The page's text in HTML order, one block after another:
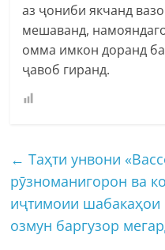
аз ҷониби якчанд
мешаванд,
омма имкон доранд
ҷавоб гиранд.
← Таҳти унвони
рӯзноманигорон ва
иҷтимоии шабакаҳои
озмун баргузор